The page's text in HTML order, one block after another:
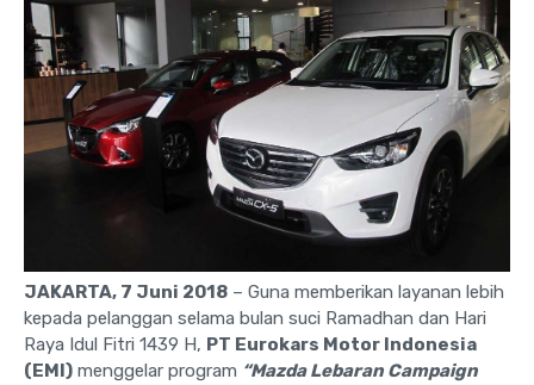
JAKARTA, 7 Juni 2018 – Guna memberikan layanan lebih
kepada pelanggan selama bulan suci Ramadhan dan Hari
Raya Idul Fitri 1439 H, PT Eurokars Motor Indonesia
(EMI) menggelar program “Mazda Lebaran Campaign